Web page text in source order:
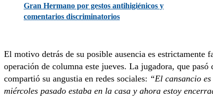
Gran Hermano por gestos antihigiénicos y
comentarios discriminatorios
El motivo detrás de su posible ausencia es estrictamente
operación de columna este jueves. La jugadora, que
compartió su angustia en redes sociales: “El cansancio
miércoles pasado estaba en la casa y ahora estoy